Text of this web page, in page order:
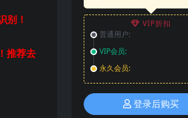
别！
推荐去
VIP折扣
普通用户:
VIP会员:
永久会员:
登录后购买